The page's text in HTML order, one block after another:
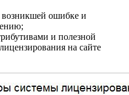
ошибке и
и полезной
на сайте